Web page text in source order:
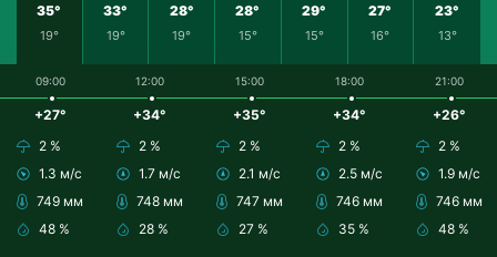
35°
19°
33°
19°
28°
19°
28°
15°
29°
15°
27°
16°
23°
13°
09:00
+27°
2 %
1.3 м/с
749 мм
48 %
12:00
+34°
2 %
1.7 м/с
748 мм
28 %
15:00
+35°
2 %
2.1 м/с
747 мм
27 %
18:00
+34°
2 %
2.5 м/с
746 мм
35 %
21:00
+26°
2 %
1.9 м/с
746 мм
48 %